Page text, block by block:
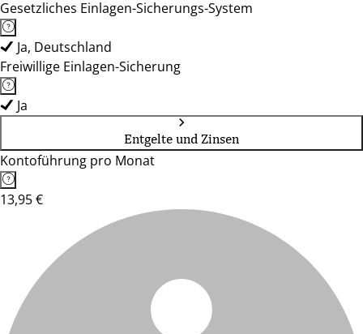
Gesetzliches Einlagen-Sicherungs-System
Ja, Deutschland
Freiwillige Einlagen-Sicherung
Ja
Entgelte und Zinsen
Kontoführung pro Monat
13,95 €